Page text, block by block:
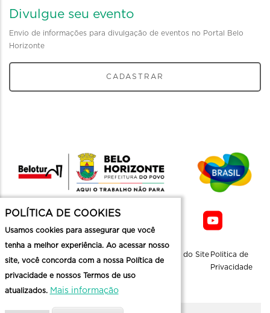
Divulgue seu evento
Envio de informações para divulgação de eventos no Portal Belo
Horizonte
CADASTRAR
Mapa do Site Politica de
Privacidade
POLÍTICA DE COOKIES
Usamos cookies para assegurar que você
tenha a melhor experiência. Ao acessar nosso
site, você concorda com a nossa Política de
privacidade e nossos Termos de uso
atualizados. Mais informação